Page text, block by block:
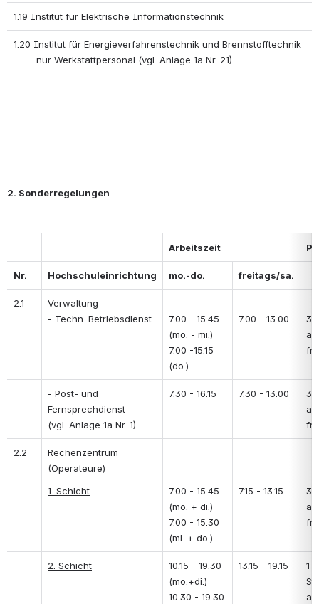
1.19 Institut für Elektrische Informationstechnik
1.20 Institut für Energieverfahrenstechnik und Brennstofftechnik
nur Werkstattpersonal (vgl. Anlage 1a Nr. 21)
2. Sonderregelungen
Arbeitszeit
Nr. Hochschuleinrichtung mo.-do. freitags/sa.
2.1
Verwaltung
- Techn. Betriebsdienst
7.00 - 15.45
(mo. - mi.)
7.00 -15.15
(do.)
7.00 - 13.00
30
- Post- und
Fernsprechdienst
(vgl. Anlage 1a Nr. 1)
7.30 - 16.15 7.30 - 13.00
30
2.2
Rechenzentrum
(Operateure)
1. Schicht
7.00 - 15.45
(mo. + di.)
7.00 - 15.30
(mi. + do.)
7.15 - 13.15
30
2. Schicht
10.15 - 19.30
(mo.+di.)
13.15 - 19.15
1